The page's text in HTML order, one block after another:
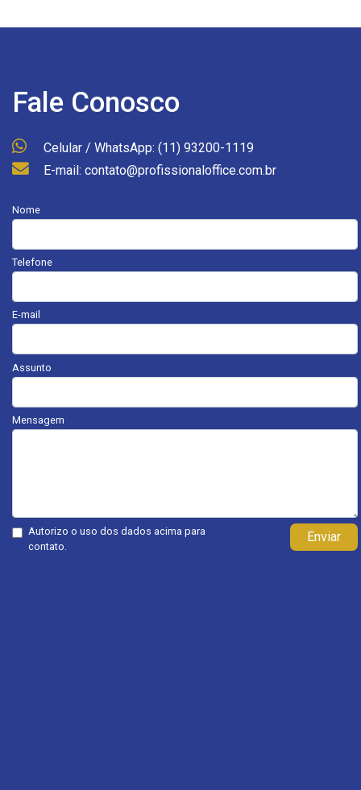
Fale Conosco
Celular / WhatsApp: (11) 93200-1119
E-mail: contato@profissionaloffice.com.br
Nome
Telefone
E-mail
Assunto
Mensagem
Autorizo o uso dos dados acima para
contato.
Enviar